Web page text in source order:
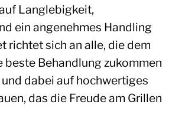
Langlebigkeit,
ein angenehmes Handling
richtet sich an alle, die dem
beste Behandlung zukommen
dabei auf hochwertiges
das die Freude am Grillen